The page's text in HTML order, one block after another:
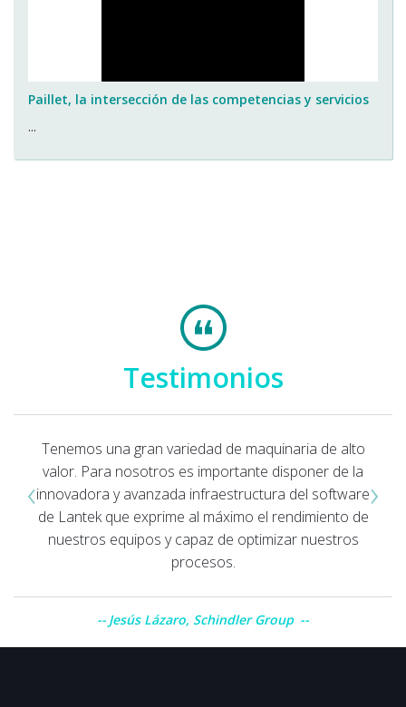
Paillet, la intersección de las competencias y servicios
...
Testimonios
Tenemos una gran variedad de maquinaria de alto
valor. Para nosotros es importante disponer de la
innovadora y avanzada infraestructura del software
de Lantek que exprime al máximo el rendimiento de
nuestros equipos y capaz de optimizar nuestros
procesos.
Jesús Lázaro, Schindler Group
‹ ›